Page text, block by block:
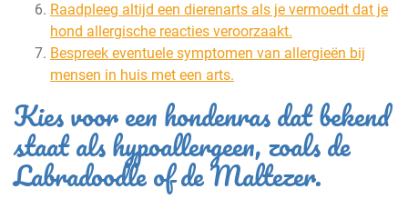
Raadpleeg altijd een dierenarts als je vermoedt dat je
hond allergische reacties veroorzaakt.
Bespreek eventuele symptomen van allergieën bij
mensen in huis met een arts.
Kies voor een hondenras dat bekend
staat als hypoallergeen, zoals de
Labradoodle of de Maltezer.